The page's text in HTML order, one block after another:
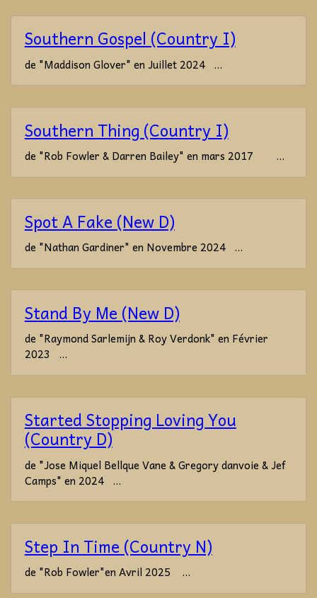
Southern Gospel (Country I)
de "Maddison Glover" en Juillet 2024 ...
Southern Thing (Country I)
de "Rob Fowler & Darren Bailey" en mars 2017 ...
Spot A Fake (New D)
de "Nathan Gardiner" en Novembre 2024 ...
Stand By Me (New D)
de "Raymond Sarlemijn & Roy Verdonk" en Février
2023 ...
Started Stopping Loving You
(Country D)
de "Jose Miquel Bellque Vane & Gregory danvoie & Jef
Camps" en 2024 ...
Step In Time (Country N)
de "Rob Fowler"en Avril 2025 ...